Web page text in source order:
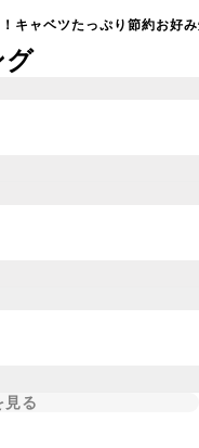
キャベツたっぷり節約お好
グ
見る